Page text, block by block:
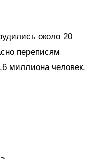
около 20
переписям
миллиона человек.